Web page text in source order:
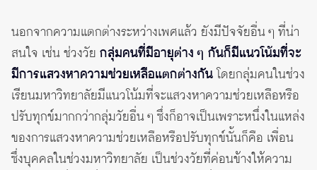
นอกจากความแตกต่างระหว่างเพศแล้ว ยังมีปัจจัยอื่น ๆ ที่น่า
สนใจ เช่น ช่วงวัย กลุ่มคนที่มีอายุต่าง ๆ กันก็มีแนวโน้มที่จะ
มีการแสวงหาความช่วยเหลือแตกต่างกันโดยกลุ่มคนในช่วง
เรียนมหาวิทยาลัยมีแนวโน้มที่จะแสวงหาความช่วยเหลือหรือ
ปรับทุกข์มากกว่ากลุ่มวัยอื่น ๆ ซึ่งก็อาจเป็นเพราะหนึ่งในแหล่ง
ของการแสวงหาความช่วยเหลือหรือปรับทุกข์นั้นก็คือ เพื่อน
ซึ่งบุคคลในช่วงมหาวิทยาลัย เป็นช่วงวัยที่ค่อนข้างให้ความ